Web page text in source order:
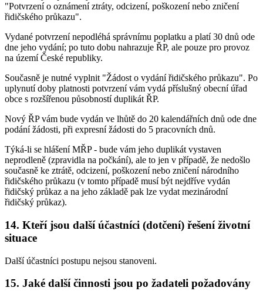
"Potvrzení o oznámení ztráty, odcizení, poškození nebo zničení
řidičského průkazu".
Vydané potvrzení nepodléhá správnímu poplatku a platí 30 dnů ode
dne jeho vydání; po tuto dobu nahrazuje ŘP, ale pouze pro provoz
na území České republiky.
Současně je nutné vyplnit "Žádost o vydání řidičského průkazu". Po
uplynutí doby platnosti potvrzení vám vydá příslušný obecní úřad
obce s rozšířenou působností duplikát ŘP.
Nový ŘP vám bude vydán ve lhůtě do 20 kalendářních dnů ode dne
podání žádosti, při expresní žádosti do 5 pracovních dnů.
Týká-li se hlášení MŘP - bude vám jeho duplikát vystaven
neprodleně (zpravidla na počkání), ale to jen v případě, že nedošlo
současně ke ztrátě, odcizení, poškození nebo zničení národního
řidičského průkazu (v tomto případě musí být nejdříve vydán
řidičský průkaz a na jeho základě pak lze vydat mezinárodní
řidičský průkaz).
14. Kteří jsou další účastníci (dotčení) řešení životní
situace
Další účastníci postupu nejsou stanoveni.
15. Jaké další činnosti jsou po žadateli požadovány